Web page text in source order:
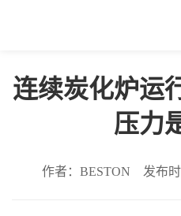
连续炭化炉运
压力
作者：BESTON 发布时